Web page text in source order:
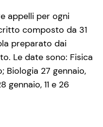
appelli per ogni
composto da 31
preparato dai
Le date sono: Fisica
Biologia 27 gennaio,
gennaio, 11 e 26